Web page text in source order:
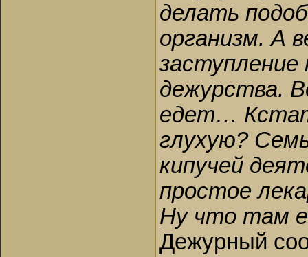
делать
организм. А
заступление
дежурства.
едет…
глухую?
кипучей
простое
Ну что там
Дежурный